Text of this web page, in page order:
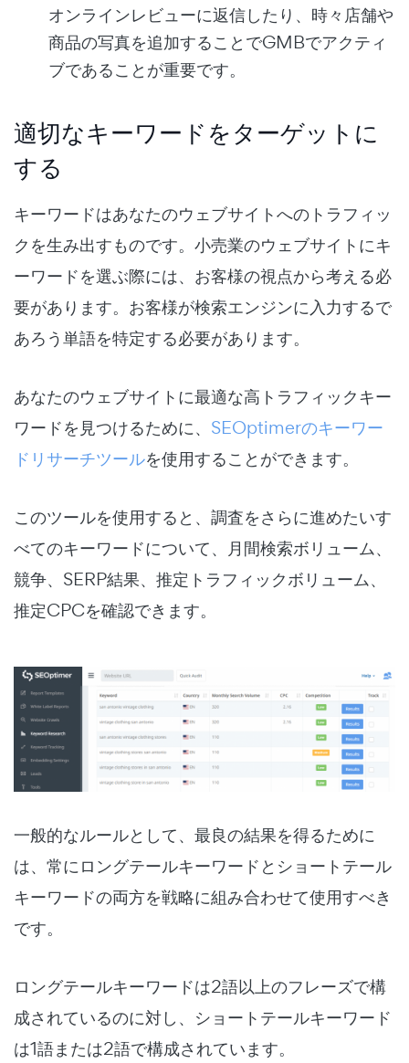
オンラインレビューに返信したり、時々店舗や
商品の写真を追加することでGMBでアクティ
ブであることが重要です。
適切なキーワードをターゲットに
する
キーワードはあなたのウェブサイトへのトラフィッ
クを生み出すものです。小売業のウェブサイトにキ
ーワードを選ぶ際には、お客様の視点から考える必
要があります。お客様が検索エンジンに入力するで
あろう単語を特定する必要があります。
あなたのウェブサイトに最適な高トラフィックキー
ワードを見つけるために、 SEOptimerのキーワー
ドリサーチツールを使用することができます。
このツールを使用すると、調査をさらに進めたいす
べてのキーワードについて、月間検索ボリューム、
競争、SERP結果、推定トラフィックボリューム、
推定CPCを確認できます。
一般的なルールとして、最良の結果を得るために
は、常にロングテールキーワードとショートテール
キーワードの両方を戦略に組み合わせて使用すべき
です。
ロングテールキーワードは2語以上のフレーズで構
成されているのに対し、ショートテールキーワード
は1語または2語で構成されています。